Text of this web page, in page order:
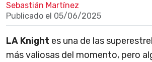
Sebastián Martínez
Publicado el 05/06/2025
LA Knight es una de las
más valiosas del momento, pero